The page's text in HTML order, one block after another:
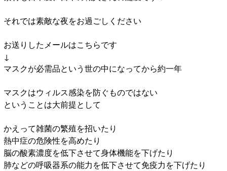
それでは素敵な夜をお過ごしください
お送りしたメールはこちらです
↓
マスクが必需品という世の中になってから約一年
マスクはウィルス感染を防ぐものではない
ということは大前提として
かえって雑菌の繁殖を招いたり
熱中症の危険性を高めたり
脳の酸素濃度を低下させて身体機能を下げたり
肺などの呼吸器系の能力を低下させて免疫力を下げたり